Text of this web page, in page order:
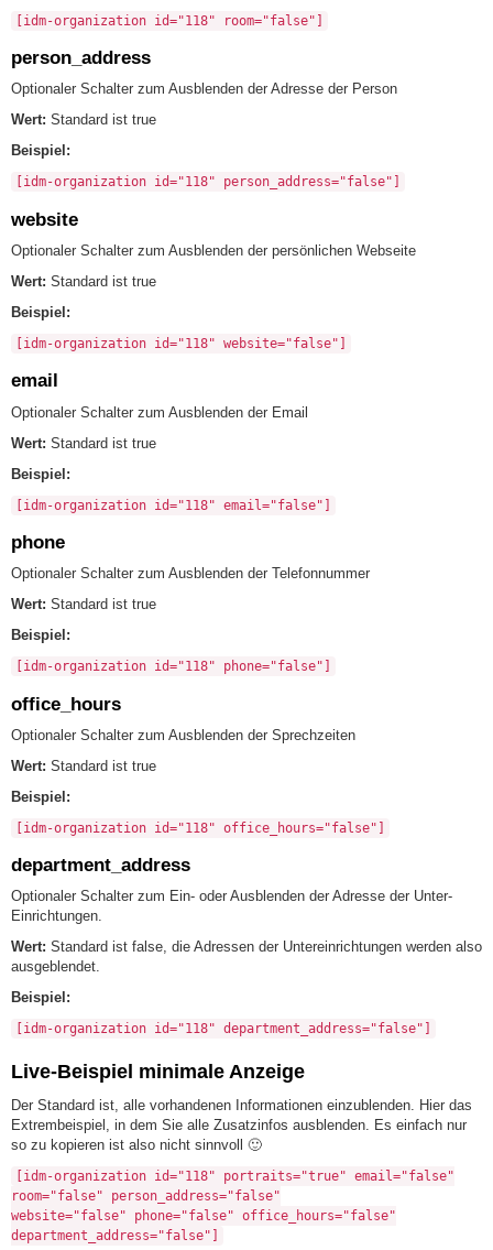
[idm-organization id="118" room="false"]
person_address
Optionaler Schalter zum Ausblenden der Adresse der Person
Wert: Standard ist true
Beispiel:
[idm-organization id="118" person_address="false"]
website
Optionaler Schalter zum Ausblenden der persönlichen Webseite
Wert: Standard ist true
Beispiel:
[idm-organization id="118" website="false"]
email
Optionaler Schalter zum Ausblenden der Email
Wert: Standard ist true
Beispiel:
[idm-organization id="118" email="false"]
phone
Optionaler Schalter zum Ausblenden der Telefonnummer
Wert: Standard ist true
Beispiel:
[idm-organization id="118" phone="false"]
office_hours
Optionaler Schalter zum Ausblenden der Sprechzeiten
Wert: Standard ist true
Beispiel:
[idm-organization id="118" office_hours="false"]
department_address
Optionaler Schalter zum Ein- oder Ausblenden der Adresse der Unter-
Einrichtungen.
Wert: Standard ist false, die Adressen der Untereinrichtungen werden also
ausgeblendet.
Beispiel:
[idm-organization id="118" department_address="false"]
Live-Beispiel minimale Anzeige
Der Standard ist, alle vorhandenen Informationen einzublenden. Hier das
Extrembeispiel, in dem Sie alle Zusatzinfos ausblenden. Es einfach nur
so zu kopieren ist also nicht sinnvoll 🙂
[idm-organization id="118" portraits="true" email="false"
room="false" person_address="false"
website="false" phone="false" office_hours="false"
department_address="false"]